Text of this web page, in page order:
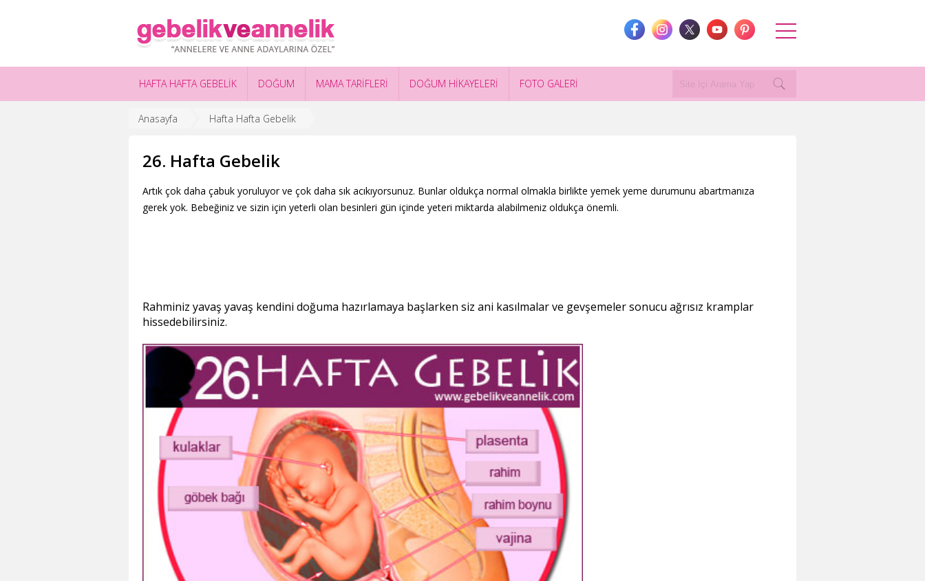
HAFTA HAFTA GEBELİK DOĞUM MAMA TARİFLERİ DOĞUM HİKAYELERİ FOTO GALERİ
Anasayfa Hafta Hafta Gebelik
26. Hafta Gebelik
Artık çok daha çabuk yoruluyor ve çok daha sık acıkıyorsunuz. Bunlar oldukça normal olmakla birlikte yemek yeme durumunu abartmanıza
gerek yok. Bebeğiniz ve sizin için yeterli olan besinleri gün içinde yeteri miktarda alabilmeniz oldukça önemli.
Rahminiz yavaş yavaş kendini doğuma hazırlamaya başlarken siz ani kasılmalar ve gevşemeler sonucu ağrısız kramplar
hissedebilirsiniz.